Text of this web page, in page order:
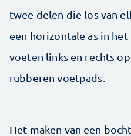
twee delen die los van
een horizontale as in
voeten links en rechts
rubberen voetpads.
Het maken van een